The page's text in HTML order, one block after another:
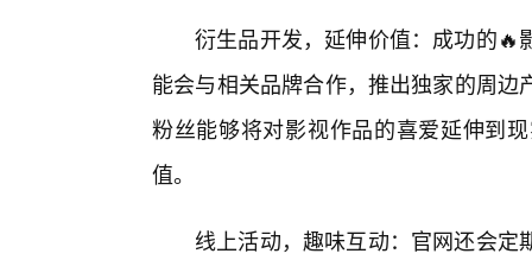
衍生品开发，延伸价值：成功的🔥
能会与相关品牌合作，推出独家的周
粉丝能够将对影视作品的喜爱延伸到
值。
线上活动，趣味互动：官网还会